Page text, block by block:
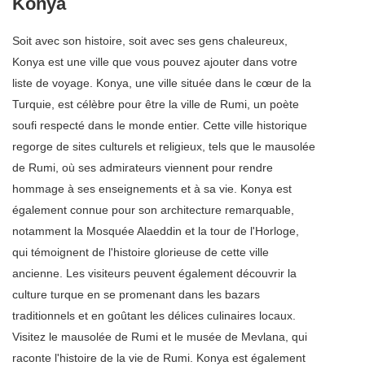
Soit avec son histoire, soit avec ses gens chaleureux,
Konya est une ville que vous pouvez ajouter dans votre
liste de voyage. Konya, une ville située dans le cœur de la
Turquie, est célèbre pour être la ville de Rumi, un poète
soufi respecté dans le monde entier. Cette ville historique
regorge de sites culturels et religieux, tels que le mausolée
de Rumi, où ses admirateurs viennent pour rendre
hommage à ses enseignements et à sa vie. Konya est
également connue pour son architecture remarquable,
notamment la Mosquée Alaeddin et la tour de l'Horloge,
qui témoignent de l'histoire glorieuse de cette ville
ancienne. Les visiteurs peuvent également découvrir la
culture turque en se promenant dans les bazars
traditionnels et en goûtant les délices culinaires locaux.
Visitez le mausolée de Rumi et le musée de Mevlana, qui
raconte l'histoire de la vie de Rumi. Konya est également